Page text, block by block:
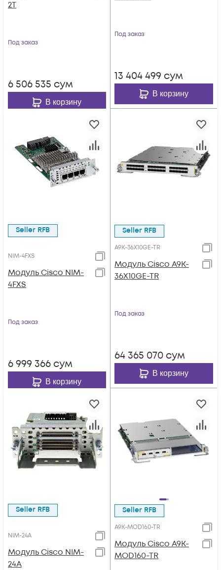
2T
Под заказ
6 506 535 сум
В корзину
Под заказ
13 404 499 сум
В корзину
Seller RFB
NIM-4FXS
Модуль Cisco NIM-
4FXS
Под заказ
6 999 366 сум
В корзину
Seller RFB
A9K-36X10GE-TR
Модуль Cisco A9K-
36X10GE-TR
Под заказ
64 365 070 сум
В корзину
Seller RFB
NIM-24A
Модуль Cisco NIM-
24A
Seller RFB
A9K-MOD160-TR
Модуль Cisco A9K-
MOD160-TR